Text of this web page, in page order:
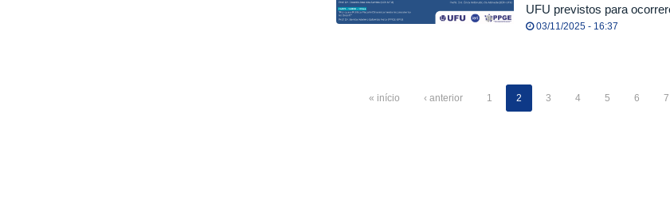
UFU previstos para
03/11/2025 - 16:37
« início ‹ anterior 1 2 3 4 5 6 7